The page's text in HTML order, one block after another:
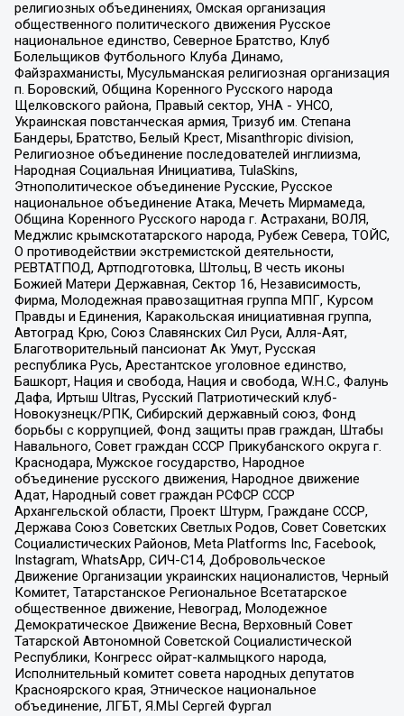
религиозных объединениях, Омская организация
общественного политического движения Русское
национальное единство, Северное Братство, Клуб
Болельщиков Футбольного Клуба Динамо,
Файзрахманисты, Мусульманская религиозная организация
п. Боровский, Община Коренного Русского народа
Щелковского района, Правый сектор, УНА - УНСО,
Украинская повстанческая армия, Тризуб им. Степана
Бандеры, Братство, Белый Крест, Misanthropic division,
Религиозное объединение последователей инглиизма,
Народная Социальная Инициатива, TulaSkins,
Этнополитическое объединение Русские, Русское
национальное объединение Атака, Мечеть Мирмамеда,
Община Коренного Русского народа г. Астрахани, ВОЛЯ,
Меджлис крымскотатарского народа, Рубеж Севера, ТОЙС,
О противодействии экстремистской деятельности,
РЕВТАТПОД, Артподготовка, Штольц, В честь иконы
Божией Матери Державная, Сектор 16, Независимость,
Фирма, Молодежная правозащитная группа МПГ, Курсом
Правды и Единения, Каракольская инициативная группа,
Автоград Крю, Союз Славянских Сил Руси, Алля-Аят,
Благотворительный пансионат Ак Умут, Русская
республика Русь, Арестантское уголовное единство,
Башкорт, Нация и свобода, Нация и свобода, W.H.С., Фалунь
Дафа, Иртыш Ultras, Русский Патриотический клуб-
Новокузнецк/РПК, Сибирский державный союз, Фонд
борьбы с коррупцией, Фонд защиты прав граждан, Штабы
Навального, Совет граждан СССР Прикубанского округа г.
Краснодара, Мужское государство, Народное
объединение русского движения, Народное движение
Адат, Народный совет граждан РСФСР СССР
Архангельской области, Проект Штурм, Граждане СССР,
Держава Союз Советских Светлых Родов, Совет Советских
Социалистических Районов, Meta Platforms Inc, Facebook,
Instagram, WhatsApp, СИЧ-С14, Добровольческое
Движение Организации украинских националистов, Черный
Комитет, Татарстанское Региональное Всетатарское
общественное движение, Невоград, Молодежное
Демократическое Движение Весна, Верховный Совет
Татарской Автономной Советской Социалистической
Республики, Конгресс ойрат-калмыцкого народа,
Исполнительный комитет совета народных депутатов
Красноярского края, Этническое национальное
объединение, ЛГБТ, Я.МЫ Сергей Фургал